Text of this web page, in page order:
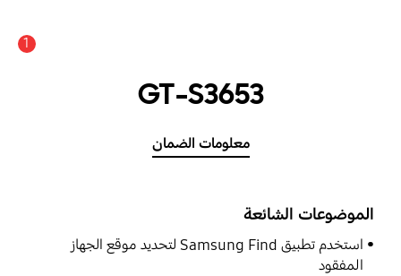
1
GT-S3653
معلومات الضمان
الموضوعات الشائعة
استخدم تطبيق Samsung Find لتحديد موقع الجهاز
المفقود